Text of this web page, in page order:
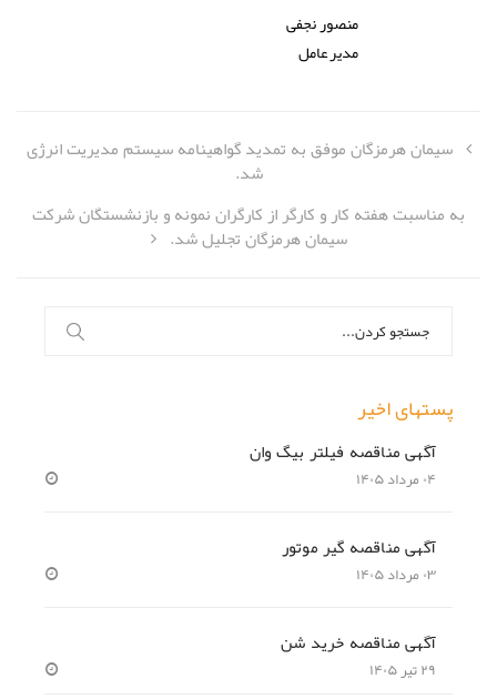
منصور نجفی
مدیرعامل
سیمان هرمزگان موفق به تمدید گواهینامه سیستم مدیریت انرژی
شد.
به مناسبت هفته کار و کارگر از کارگران نمونه و بازنشستگان شرکت
سیمان هرمزگان تجلیل شد.
برای:
پستهای اخیر
آگهی مناقصه فیلتر بیگ وان
۰۴ مرداد ۱۴۰۵
آگهی مناقصه گیر موتور
۰۳ مرداد ۱۴۰۵
آگهی مناقصه خرید شن
۲۹ تیر ۱۴۰۵